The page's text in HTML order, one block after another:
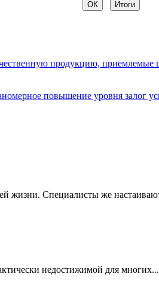
продукцию,
повышение уровня залог
жизни. Специалисты же
недостижимой для многих...